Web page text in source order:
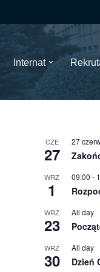
Internat
CZE
27
27
WRZ
1
09:00 -
WRZ
23
All day
WRZ
30
All day
Dzień